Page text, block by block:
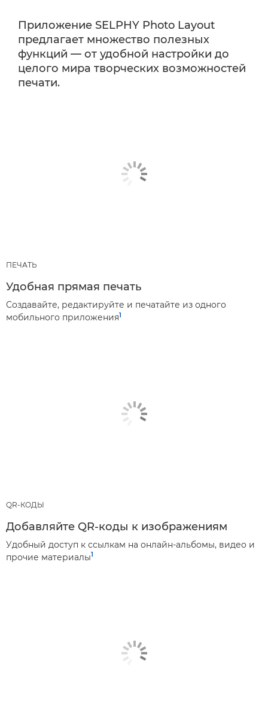
Приложение SELPHY Photo Layout
предлагает множество полезных
функций — от удобной настройки до
целого мира творческих возможностей
печати.
ПЕЧАТЬ
Удобная прямая печать
Создавайте, редактируйте и печатайте из одного
мобильного приложения1
QR-КОДЫ
Добавляйте QR-коды к изображениям
Удобный доступ к ссылкам на онлайн-альбомы, видео и
прочие материалы1